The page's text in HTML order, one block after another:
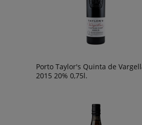
Porto Taylor's Quinta de
2015 20% 0,75l.